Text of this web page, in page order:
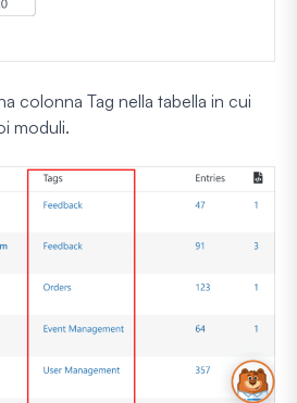
colonna Tag nella tabella in cui
moduli.